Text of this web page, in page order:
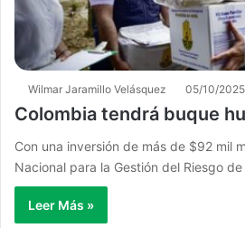
Wilmar Jaramillo Velásquez 05/10/2025
Colombia tendrá buque
Con una inversión de más de $92 mil
Nacional para la Gestión del Riesgo
Leer Más »